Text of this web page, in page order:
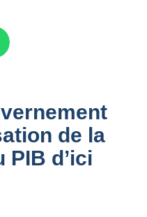
de la
PIB d’ici